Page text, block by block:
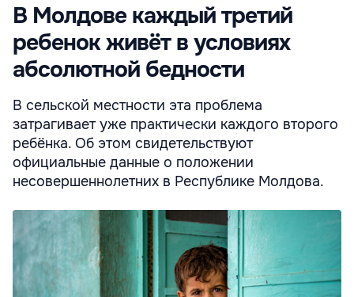
В Молдове каждый третий
ребенок живёт в условиях
абсолютной бедности
В сельской местности эта проблема
затрагивает уже практически каждого второго
ребёнка. Об этом свидетельствуют
официальные данные о положении
несовершеннолетних в Республике Молдова.